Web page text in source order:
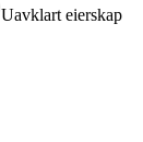
Uavklart eierskap